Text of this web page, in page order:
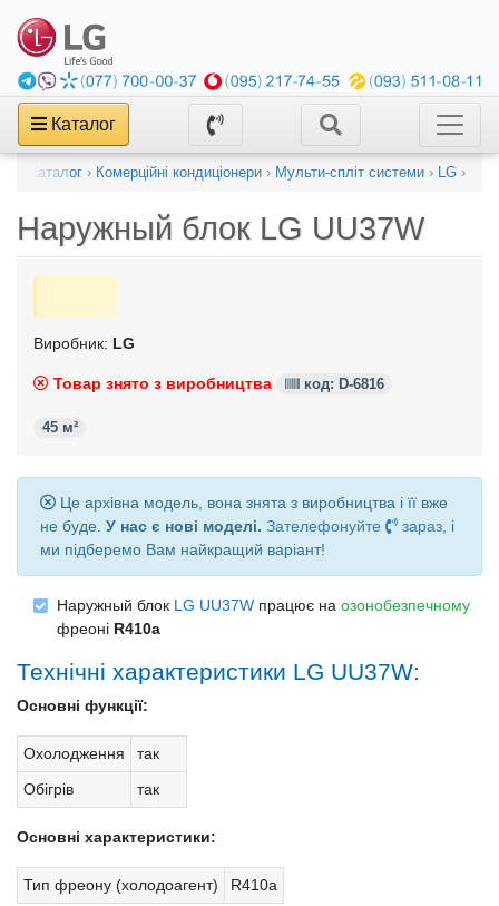
Каталог
Каталог › Комерційні кондиціонери › Мульти-спліт системи › LG ›
Наружный блок LG UU37W
Виробник: LG
Товар знято з виробництва код: D-6816
45 м²
Це архівна модель, вона знята з виробництва і її вже
не буде. У нас є нові моделі. Зателефонуйте зараз , і
ми підберемо Вам найкращий варіант!
Наружный блок LG UU37W працює на озонобезпечному
фреоні R410a
Технічні характеристики LG UU37W:
Основні функції:
Охолодження
так
Обігрів
так
Основні характеристики:
Тип фреону (холодоагент) R410a